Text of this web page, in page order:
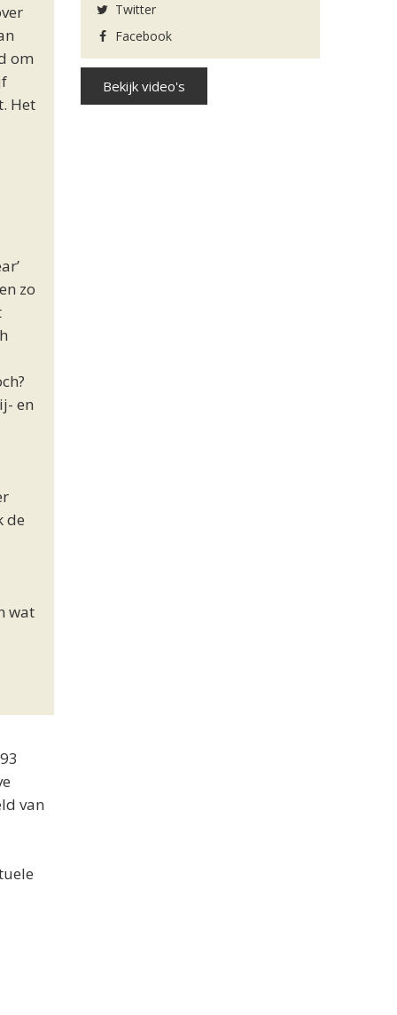
om
Het
zo
en
de
wat
van
Twitter
Facebook
Bekijk video's